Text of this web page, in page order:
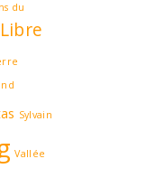
du
Sylvain
Vallée